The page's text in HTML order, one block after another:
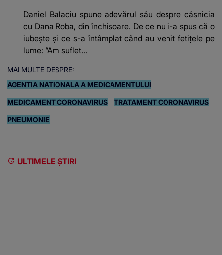
Daniel Balaciu spune adevărul său despre căsnicia
cu Dana Roba, din închisoare. De ce nu i-a spus că o
iubește și ce s-a întâmplat când au venit fetițele pe
lume: “Am suflet...
MAI MULTE DESPRE:
AGENTIA NATIONALA A MEDICAMENTULUI
MEDICAMENT CORONAVIRUS TRATAMENT CORONAVIRUS
PNEUMONIE
ULTIMELE ȘTIRI